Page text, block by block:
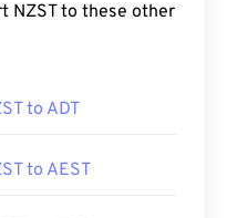
NZST to these other
to ADT
to AEST